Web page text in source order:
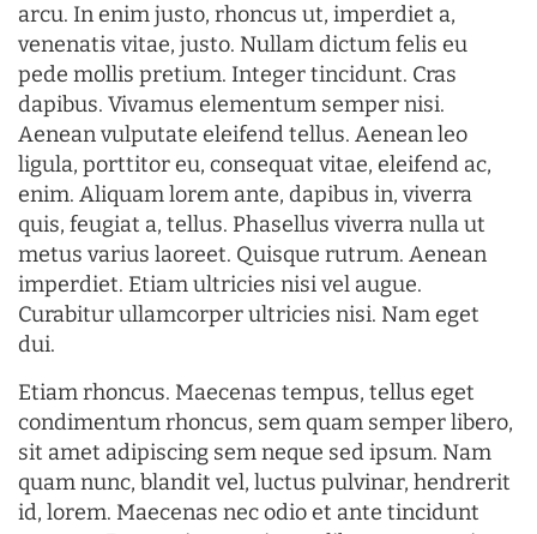
arcu. In enim justo, rhoncus ut, imperdiet a,
venenatis vitae, justo. Nullam dictum felis eu
pede mollis pretium. Integer tincidunt. Cras
dapibus. Vivamus elementum semper nisi.
Aenean vulputate eleifend tellus. Aenean leo
ligula, porttitor eu, consequat vitae, eleifend ac,
enim. Aliquam lorem ante, dapibus in, viverra
quis, feugiat a, tellus. Phasellus viverra nulla ut
metus varius laoreet. Quisque rutrum. Aenean
imperdiet. Etiam ultricies nisi vel augue.
Curabitur ullamcorper ultricies nisi. Nam eget
dui.
Etiam rhoncus. Maecenas tempus, tellus eget
condimentum rhoncus, sem quam semper libero,
sit amet adipiscing sem neque sed ipsum. Nam
quam nunc, blandit vel, luctus pulvinar, hendrerit
id, lorem. Maecenas nec odio et ante tincidunt